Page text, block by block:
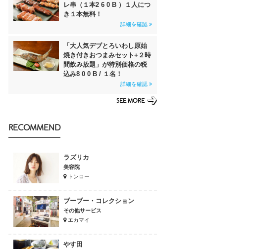
レ串（１本2 6 0 B ）１人につ
き１本無料！
詳細を確認
「大人気デブとろいわし原始
焼き付きおつまみセット+２時
間飲み放題」が特別価格の税
込み8 0 0 B / １名！
詳細を確認
SEE MORE
RECOMMEND
ラズリカ
美容院
トンロー
ブーブー・コレクション
その他サービス
エカマイ
やす田